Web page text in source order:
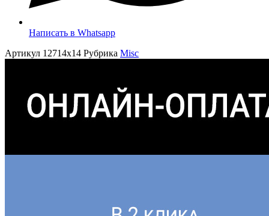
Написать в Whatsapp
Артикул 12714x14 Рубрика Misc